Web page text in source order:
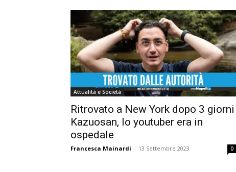
Attualità e Società
Ritrovato a New York dopo 3 giorni
Kazuosan, lo youtuber era in
ospedale
Francesca Mainardi - 13 Settembre 2023 0